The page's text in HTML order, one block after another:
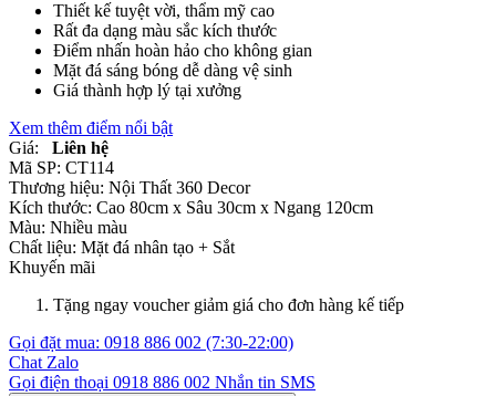
Thiết kế tuyệt vời, thẩm mỹ cao
Rất đa dạng màu sắc kích thước
Điểm nhấn hoàn hảo cho không gian
Mặt đá sáng bóng dễ dàng vệ sinh
Giá thành hợp lý tại xưởng
Xem thêm điểm nổi bật
Giá:
Liên hệ
Mã SP: CT114
Thương hiệu: Nội Thất 360 Decor
Kích thước: Cao 80cm x Sâu 30cm x Ngang 120cm
Màu: Nhiều màu
Chất liệu: Mặt đá nhân tạo + Sắt
Khuyến mãi
Tặng ngay voucher giảm giá cho đơn hàng kế tiếp
Gọi đặt mua: 0918 886 002 (7:30-22:00)
Chat Zalo
Gọi điện thoại 0918 886 002 Nhắn tin SMS